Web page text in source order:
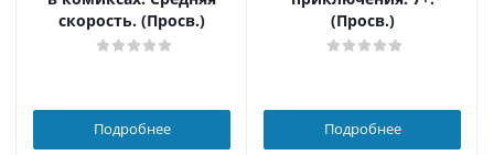
скорость. (Просв.)
Подробнее
(Просв.)
Подробнее